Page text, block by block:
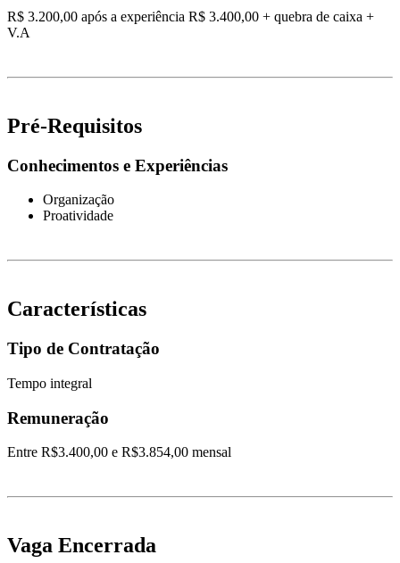
R$ 3.200,00 após a experiência R$ 3.400,00 + quebra de caixa +
V.A
Pré-Requisitos
Conhecimentos e Experiências
Organização
Proatividade
Características
Tipo de Contratação
Tempo integral
Remuneração
Entre R$3.400,00 e R$3.854,00 mensal
Vaga Encerrada